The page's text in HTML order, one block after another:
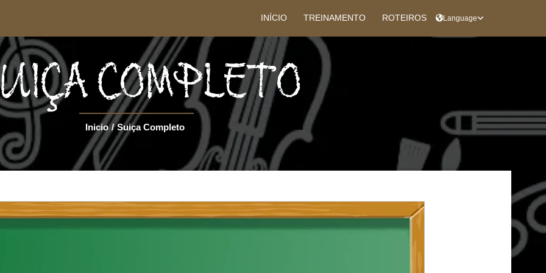
INÍCIO TREINAMENTO ROTEIROS Language
COMPLETO
Inicio / Suiça Completo